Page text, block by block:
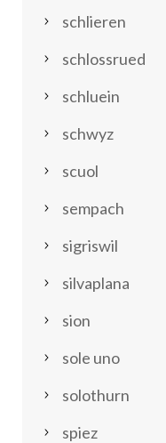
schlieren
schlossrued
schluein
schwyz
scuol
sempach
sigriswil
silvaplana
sion
sole uno
solothurn
spiez